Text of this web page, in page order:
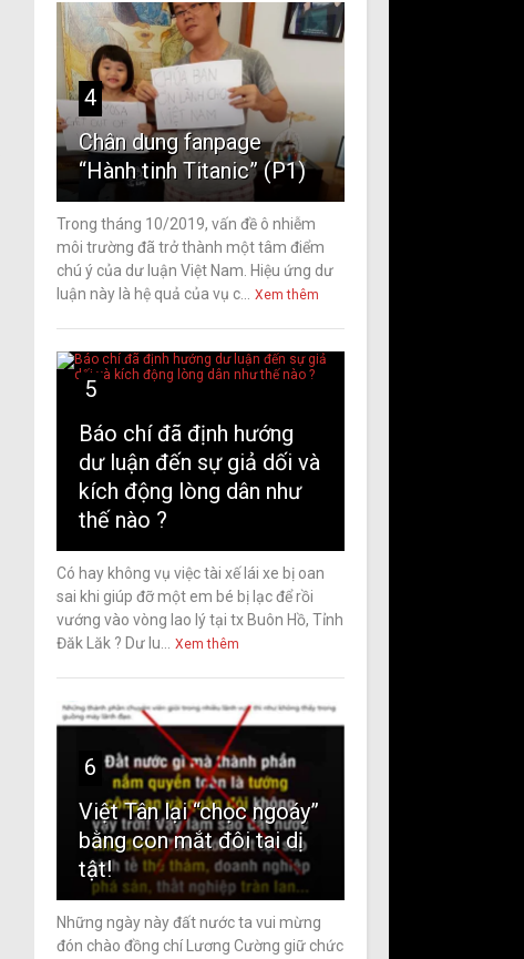
4
Chân dung fanpage
“Hành tinh Titanic” (P1)
Trong tháng 10/2019, vấn đề ô nhiễm
môi trường đã trở thành một tâm điểm
chú ý của dư luận Việt Nam. Hiệu ứng dư
luận này là hệ quả của vụ c...
Xem thêm
5
Báo chí đã định hướng
dư luận đến sự giả dối và
kích động lòng dân như
thế nào ?
Có hay không vụ việc tài xế lái xe bị oan
sai khi giúp đỡ một em bé bị lạc để rồi
vướng vào vòng lao lý tại tx Buôn Hồ, Tỉnh
Đăk Lăk ? Dư lu...
Xem thêm
6
Việt Tân lại “chọc ngoáy”
bằng con mắt đôi tai dị
tật!
Những ngày này đất nước ta vui mừng
đón chào đồng chí Lương Cường giữ chức